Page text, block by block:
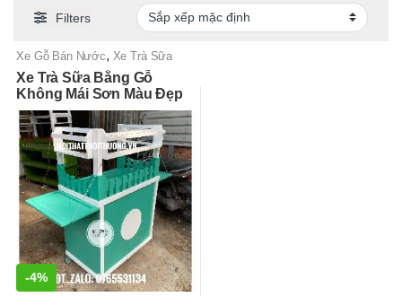
Filters
Xe Gỗ Bán Nước, Xe Trà Sữa
Đẹp, Độc lạ, Giá Rẻ Tận Xưởng
Xe Trà Sữa Bằng Gỗ
Không Mái Sơn Màu Đẹp
Lạ
-4%